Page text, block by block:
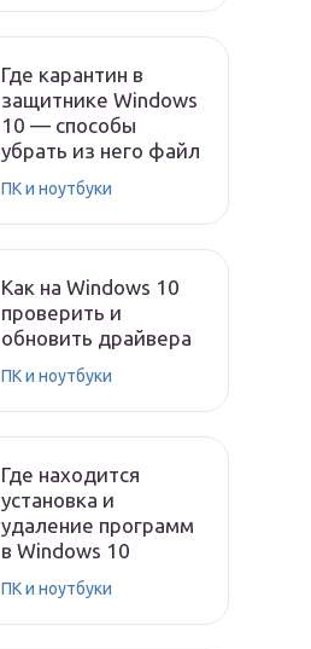
Где карантин в
защитнике Windows
10 — способы
убрать из него файл
ПК и ноутбуки
Как на Windows 10
проверить и
обновить драйвера
ПК и ноутбуки
Где находится
установка и
удаление программ
в Windows 10
ПК и ноутбуки